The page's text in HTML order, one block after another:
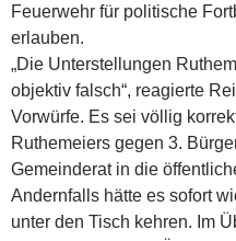
Feuerwehr für politische
erlauben.
„Die Unterstellungen
objektiv falsch“, reagierte
Vorwürfe. Es sei völlig
Ruthemeiers gegen 3.
Gemeinderat in die
Andernfalls hätte es sofort
unter den Tisch kehren. Im